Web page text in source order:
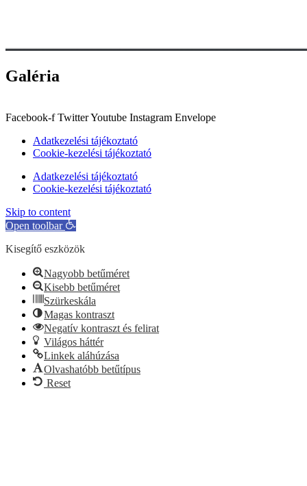
Galéria
Facebook-f TwitterYoutube Instagram Envelope
Adatkezelési tájékoztató
Cookie-kezelési tájékoztató
Adatkezelési tájékoztató
Cookie-kezelési tájékoztató
Skip to content
Open toolbar
Kisegítő eszközök
Nagyobb betűméret
Kisebb betűméret
Szürkeskála
Magas kontraszt
Negatív kontraszt és felirat
Világos háttér
Linkek aláhúzása
Olvashatóbb betűtípus
Reset